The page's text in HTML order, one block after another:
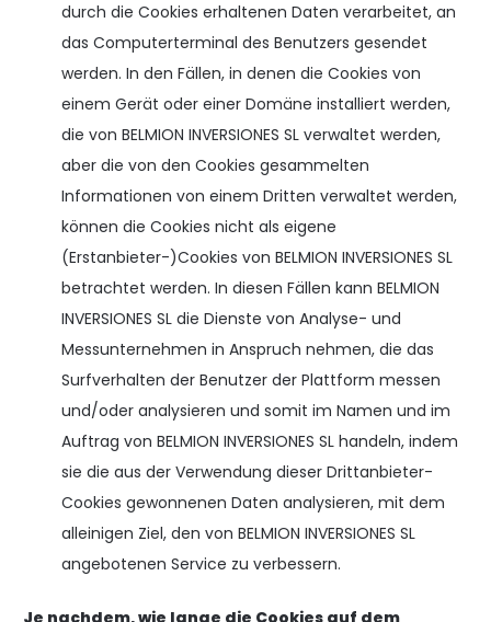
durch die Cookies erhaltenen Daten verarbeitet, an
das Computerterminal des Benutzers gesendet
werden. In den Fällen, in denen die Cookies von
einem Gerät oder einer Domäne installiert werden,
die von BELMION INVERSIONES SL verwaltet werden,
aber die von den Cookies gesammelten
Informationen von einem Dritten verwaltet werden,
können die Cookies nicht als eigene
(Erstanbieter-)Cookies von BELMION INVERSIONES SL
betrachtet werden. In diesen Fällen kann BELMION
INVERSIONES SL die Dienste von Analyse- und
Messunternehmen in Anspruch nehmen, die das
Surfverhalten der Benutzer der Plattform messen
und/oder analysieren und somit im Namen und im
Auftrag von BELMION INVERSIONES SL handeln, indem
sie die aus der Verwendung dieser Drittanbieter-
Cookies gewonnenen Daten analysieren, mit dem
alleinigen Ziel, den von BELMION INVERSIONES SL
angebotenen Service zu verbessern.